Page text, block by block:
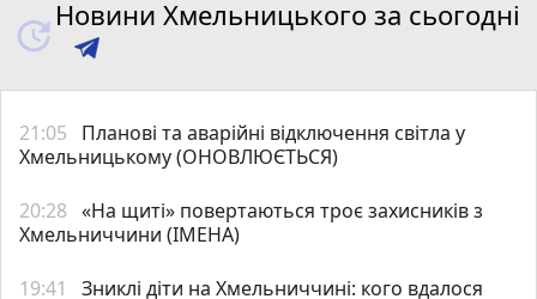
Новини Хмельницького за сьогодні
21:05
Планові та аварійні відключення світла у
Хмельницькому (ОНОВЛЮЄТЬСЯ)
20:28 «На щиті» повертаються троє захисників з
Хмельниччини (ІМЕНА)
19:41
Зниклі діти на Хмельниччині: кого вдалося